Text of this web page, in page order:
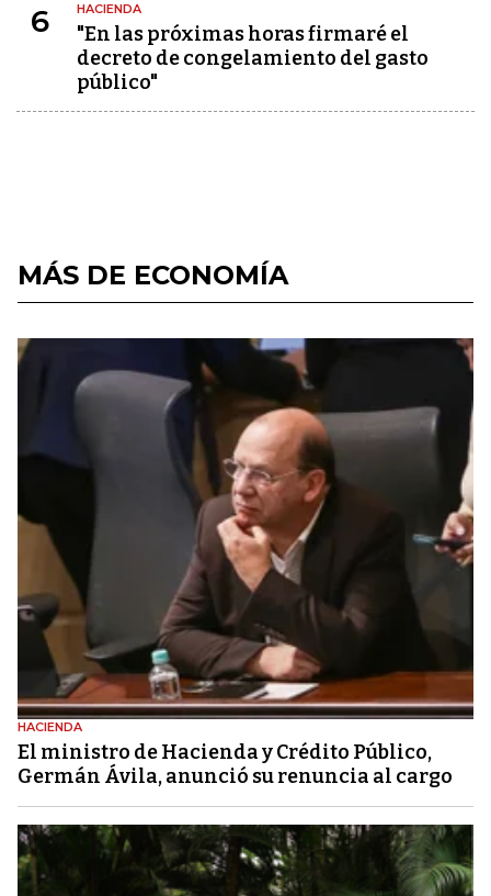
6 HACIENDA
"En las próximas horas firmaré el
decreto de congelamiento del gasto
público"
MÁS DE ECONOMÍA
HACIENDA
El ministro de Hacienda y Crédito Público,
Germán Ávila, anunció su renuncia al cargo